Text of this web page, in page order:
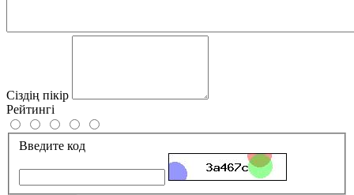
Сіздің пікір
Рейтингі
Введите код